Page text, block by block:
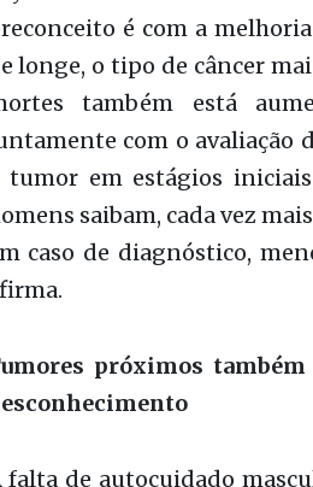
tumor em estágios
saibam, cada vez
caso de diagnóstico,
umores próximos
a próstata,
maior atenção
e testicular